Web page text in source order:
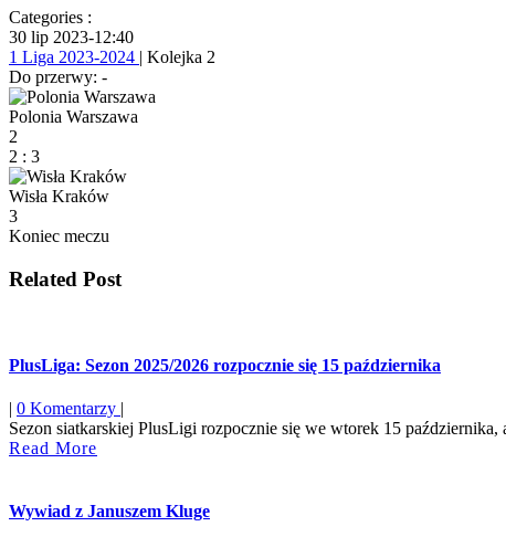
Categories :
30 lip 2023-12:40
1 Liga 2023-2024 | Kolejka 2
Do przerwy: -
Polonia Warszawa
2
2 : 3
Wisła Kraków
3
Koniec meczu
Related Post
PlusLiga: Sezon 2025/2026 rozpocznie się 15 października
| 0 Komentarzy |
Sezon siatkarskiej PlusLigi rozpocznie się we wtorek 15
Read More
Wywiad z Januszem Kluge